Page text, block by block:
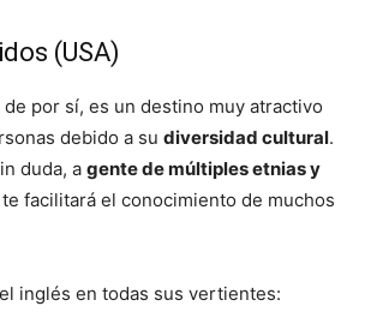
(USA)
de por sí, es un destino muy atractivo
debido a su diversidad cultural.
duda, a gente de múltiples etnias y
facilitará el conocimiento de muchos
inglés en todas sus vertientes: